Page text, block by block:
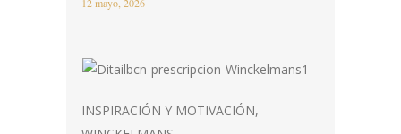
INSPIRACIÓN Y MOTIVACIÓN,